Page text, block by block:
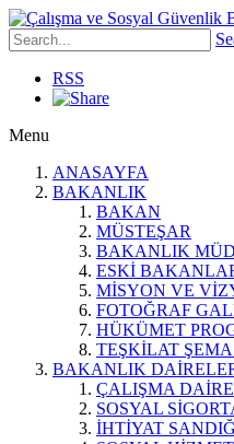
RSS
Menu
ANASAYFA
BAKANLIK
BAKAN
MÜSTEŞAR
BAKANLIK
ESKİ
MİSYON VE
FOTOĞRAF
HÜKÜMET
TEŞKİLAT
BAKANLIK
ÇALIŞMA
SOSYAL
İHTİYAT